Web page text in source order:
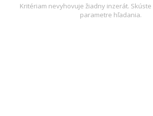
Kritériam nevyhovuje žiadny inzerát.
parametre hľadania.